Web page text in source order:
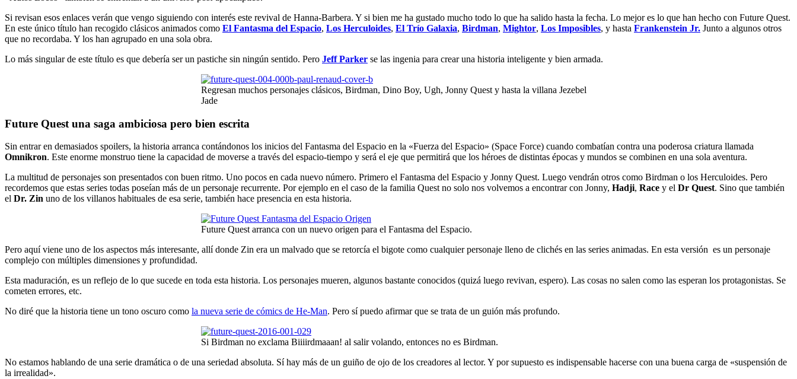
Si revisan esos enlaces verán que vengo siguiendo con interés este revival de Hanna-Barbera. Y si bien me ha gustado mucho todo lo que ha salido hasta la fecha. Lo mejor es lo que han hecho con Future Quest.
En este único título han recogido clásicos animados como El Fantasma del Espacio, Los Herculoides, El Trío Galaxia, Birdman, Mightor, Los Imposibles, y hasta Frankenstein Jr. Junto a algunos otros
que no recordaba. Y los han agrupado en una sola obra.
Lo más singular de este título es que debería ser un pastiche sin ningún sentido. Pero Jeff Parker se las ingenia para crear una historia inteligente y bien armada.
Regresan muchos personajes clásicos, Birdman, Dino Boy, Ugh, Jonny Quest y hasta la villana Jezebel
Jade
Future Quest una saga ambiciosa pero bien escrita
Sin entrar en demasiados spoilers, la historia arranca contándonos los inicios del Fantasma del Espacio en la «Fuerza del Espacio» (Space Force) cuando combatían contra una poderosa criatura llamada
Omnikron. Este enorme monstruo tiene la capacidad de moverse a través del espacio-tiempo y será el eje que permitirá que los héroes de distintas épocas y mundos se combinen en una sola aventura.
La multitud de personajes son presentados con buen ritmo. Uno pocos en cada nuevo número. Primero el Fantasma del Espacio y Jonny Quest. Luego vendrán otros como Birdman o los Herculoides. Pero
recordemos que estas series todas poseían más de un personaje recurrente. Por ejemplo en el caso de la familia Quest no solo nos volvemos a encontrar con Jonny, Hadji, Race y el Dr Quest. Sino que también
el Dr. Zin uno de los villanos habituales de esa serie, también hace presencia en esta historia.
Future Quest arranca con un nuevo origen para el Fantasma del Espacio.
Pero aquí viene uno de los aspectos más interesante, allí donde Zin era un malvado que se retorcía el bigote como cualquier personaje lleno de clichés en las series animadas. En esta versión es un personaje
complejo con múltiples dimensiones y profundidad.
Esta maduración, es un reflejo de lo que sucede en toda esta historia. Los personajes mueren, algunos bastante conocidos (quizá luego revivan, espero). Las cosas no salen como las esperan los protagonistas. Se
cometen errores, etc.
No diré que la historia tiene un tono oscuro como la nueva serie de cómics de He-Man. Pero sí puedo afirmar que se trata de un guión más profundo.
Si Birdman no exclama Biiiirdmaaan! al salir volando, entonces no es Birdman.
No estamos hablando de una serie dramática o de una seriedad absoluta. Sí hay más de un guiño de ojo de los creadores al lector. Y por supuesto es indispensable hacerse con una buena carga de «suspensión de
la irrealidad».